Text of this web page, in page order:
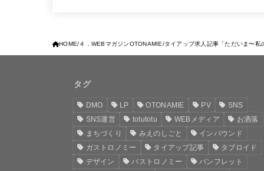
HOME ４．WEBマガジンOTONAMIE タイアップ求人記事「ただいま〜私
タグ
DMO LP OTONAMIE PV
SNS
SNS運営
totutotu WEBメディア
お洒落
まちづくり
みえのしごと
インバウンド
ガストロノミー
タイアップ記事
タブロイド
デザイン
バストロノミー
パンフレット